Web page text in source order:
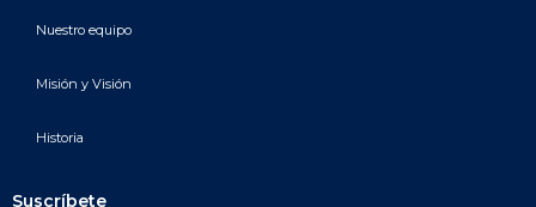
Nuestro equipo
Misión y Visión
Historia
Suscríbete